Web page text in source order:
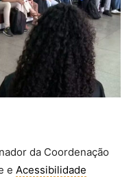
da Coordenação
e Acessibilidade